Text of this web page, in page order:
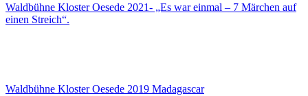
Waldbühne Kloster Oesede 2021- „Es war einmal – 7 Märchen auf
einen Streich“.
Waldbühne Kloster Oesede 2019 Madagascar